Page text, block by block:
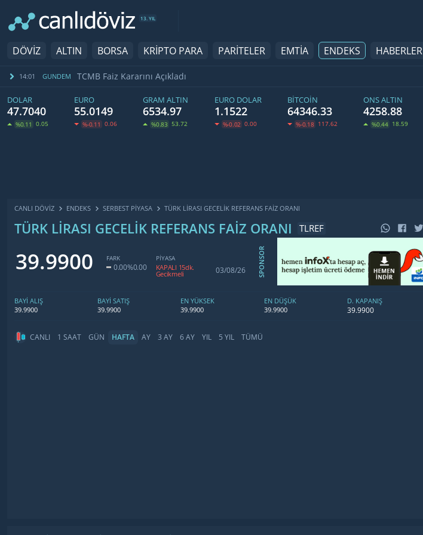
13. YIL
DÖVİZ ALTIN BORSA KRİPTO PARA PARİTELER EMTİA ENDEKS HABERLER
14:01 GUNDEM TCMB Faiz Kararını Açıkladı
DOLAR
47.7040
%0.11 0.05
EURO
55.0149
%-0.11 0.06
GRAM ALTIN
6534.97
%0.83 53.72
EURO DOLAR
1.1522
%-0.02 0.00
BITCOIN
64346.33
%-0.18 117.62
ONS ALTIN
4258.88
%0.44 18.59
CANLI DÖVİZ ENDEKS SERBEST PIYASA TÜRK LIRASI GECELIK REFERANS FAIZ ORANI
TÜRK LIRASI GECELIK REFERANS FAIZ ORANI TLREF
39.9900 FARK
0.00%0.00
PİYASA
KAPALI 15dk.
Gecikmeli 03/08/26 SPONSOR
BAYİ ALIŞ
39.9900
BAYİ SATIŞ
39.9900
EN YÜKSEK
39.9900
EN DÜŞÜK
39.9900
D. KAPANIŞ
39.9900
CANLI 1 SAAT GÜN HAFTA AY 3 AY 6 AY YIL 5 YIL TÜMÜ